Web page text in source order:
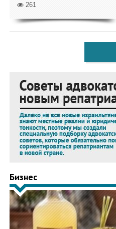
261
Бизнес